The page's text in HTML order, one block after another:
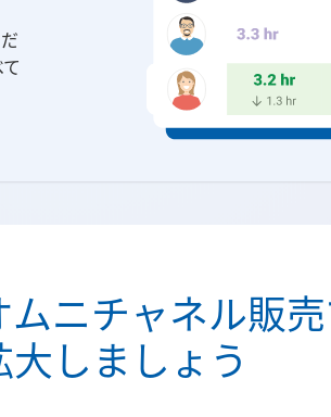
ムニチャネル販
大しましょう